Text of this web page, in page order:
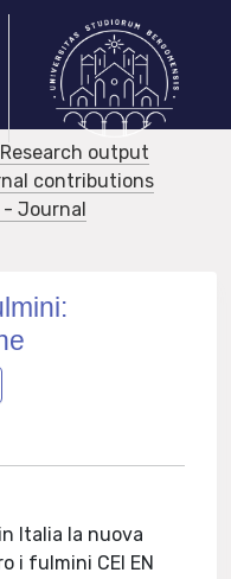
output
contributions
- Journal
Italia la nuova
i fulmini CEI EN